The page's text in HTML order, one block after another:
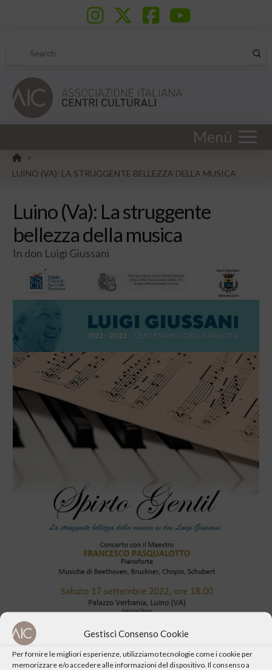
Gestisci Consenso Cookie
Per fornire le migliori esperienze, utilizziamo tecnologie come i cookie per
memorizzare e/o accedere alle informazioni del dispositivo. Il consenso a
Search
Menù
HOME
>
LUINO (VA): LA STRUGGENTE BELLEZZA DELLA MUSICA
Luino (Va): La struggente
bellezza della musica
In don Luigi Giussani